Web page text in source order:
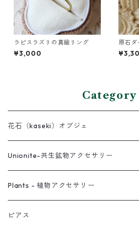
ラピスラズリの真鍮リング
¥3,000
原石ダ
小枝ネ
Category
花石（kaseki）オブジェ
Unionite-共生鉱物アクセサリー
ピアス
ネックレス
Plants - 植物アクセサリー
ピアス
ピアス